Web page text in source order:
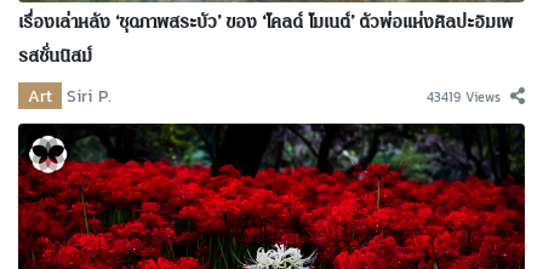
เรื่องเล่าหลัง ‘ชุดภาพสระบัว’ ของ ‘โคลด์ โมเนต์’ ตัวพ่อแห่งศิลปะอิมเพ
รสชั่นนิสม์
Art Siri P. 43419 Views